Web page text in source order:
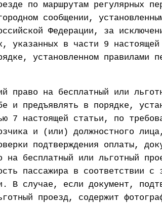
по маршрутам регулярных
сообщении,
Федерации, за
указанных в части 9
установленном правилами
право на бесплатный или
и предъявлять в порядке,
7 настоящей статьи, по
и (или) должностного
подтверждения оплаты,
на бесплатный или льготный
пассажира в соответствии с
В случае, если документ,
проезд, содержит